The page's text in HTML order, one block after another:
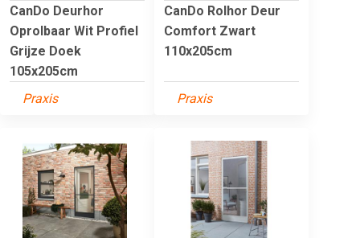
CanDo Deurhor
Oprolbaar Wit Profiel
Grijze Doek
105x205cm
Praxis
CanDo Rolhor Deur
Comfort Zwart
110x205cm
Praxis